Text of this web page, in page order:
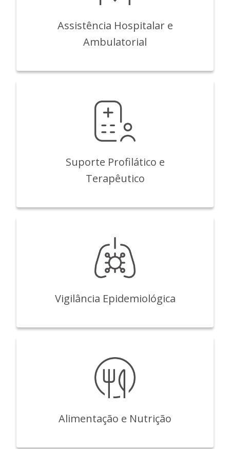
Assistência Hospitalar e
Ambulatorial
Suporte Profilático e
Terapêutico
Vigilância Epidemiológica
Alimentação e Nutrição